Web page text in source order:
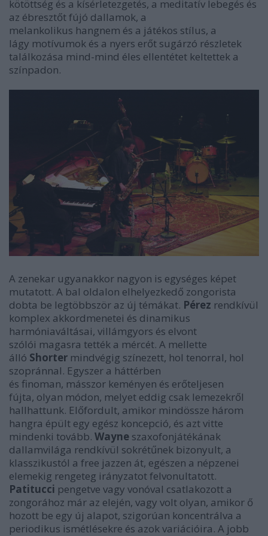
kötöttség és a kísérletezgetés, a meditatív lebegés és
az ébresztőt fújó dallamok, a
melankolikus hangnem és a játékos stílus, a
lágy motívumok és a nyers erőt sugárzó részletek
találkozása mind-mind éles ellentétet keltettek a
színpadon.
A zenekar ugyanakkor nagyon is egységes képet
mutatott. A bal oldalon elhelyezkedő zongorista
dobta be legtöbbször az új témákat. Pérez rendkívül
komplex akkordmenetei és dinamikus
harmóniaváltásai, villámgyors és elvont
szólói magasra tették a mércét. A mellette
álló Shorter mindvégig színezett, hol tenorral, hol
szopránnal. Egyszer a háttérben
és finoman, másszor keményen és erőteljesen
fújta, olyan módon, melyet eddig csak lemezekről
hallhattunk. Előfordult, amikor mindössze három
hangra épült egy egész koncepció, és azt vitte
mindenki tovább. Wayne szaxofonjátékának
dallamvilága rendkívül sokrétűnek bizonyult, a
klasszikustól a free jazzen át, egészen a népzenei
elemekig rengeteg irányzatot felvonultatott.
Patitucci pengetve vagy vonóval csatlakozott a
zongorához már az elején, vagy volt olyan, amikor ő
hozott be egy új alapot, szigorúan koncentrálva a
periodikus ismétlésekre és azok variációira. A jobb